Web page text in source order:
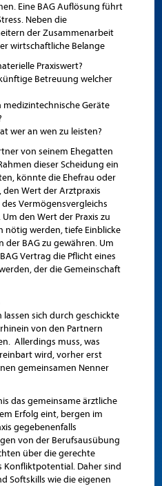
Eine BAG Auflösung führt
Neben die
der Zusammenarbeit
wirtschaftliche Belange
Praxiswert?
Betreuung welcher
medizintechnische Geräte
wer an wen zu leisten?
von seinem Ehegatten
dieser Scheidung ein
könnte die Ehefrau oder
Wert der Arztpraxis
Vermögensvergleichs
den Wert der Praxis zu
nötig werden, tiefe Einblicke
der BAG zu gewähren. Um
Vertrag die Pflicht eines
der die Gemeinschaft
lassen sich durch geschickte
von den Partnern
Allerdings muss, was
wird, vorher erst
gemeinsamen Nenner
das gemeinsame ärztliche
Erfolg eint, bergen im
gegebenenfalls
von der Berufsausübung
über die gerechte
Daher sind
Softskills wie die eigenen